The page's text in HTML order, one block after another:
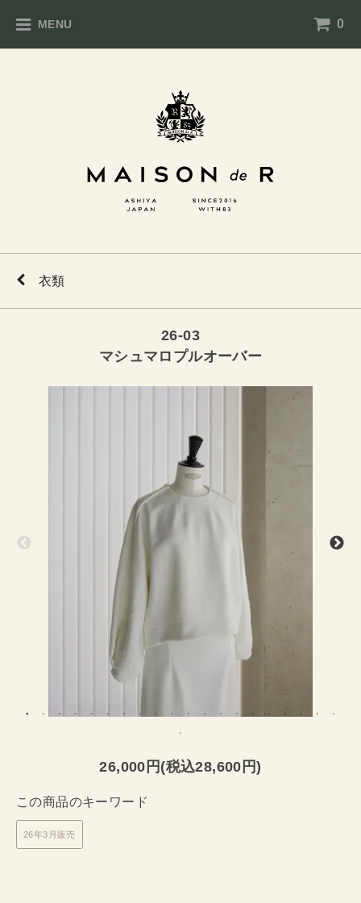
MENU 0
衣類
26-03
マシュマロプルオーバー
26,000円(税込28,600円)
この商品のキーワード
26年3月販売